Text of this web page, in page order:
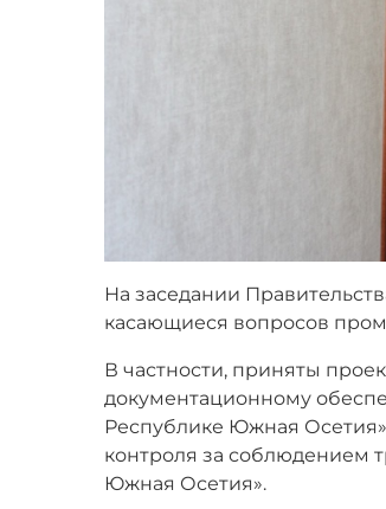
На заседании
касающиеся вопросов
В частности, приняты
документационному
Республике Южная
контроля за соблюдением
Южная Осетия».